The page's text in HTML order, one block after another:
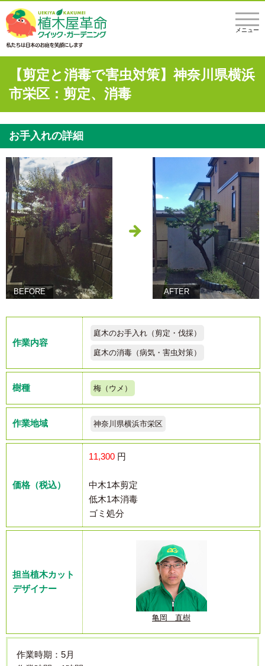
メニュー
【剪定と消毒で害虫対策】神奈川県横浜
市栄区：剪定、消毒
お手入れの詳細
BEFORE AFTER
作業内容
庭木のお手入れ（剪定・伐採）
庭木の消毒（病気・害虫対策）
樹種 梅（ウメ）
作業地域 神奈川県横浜市栄区
価格（税込）
11,300 円
中木1本剪定
低木1本消毒
ゴミ処分
担当植木カット
デザイナー
亀岡 直樹
作業時期：5月